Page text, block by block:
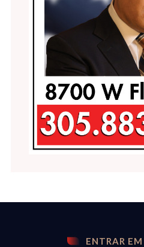
ENTRAR